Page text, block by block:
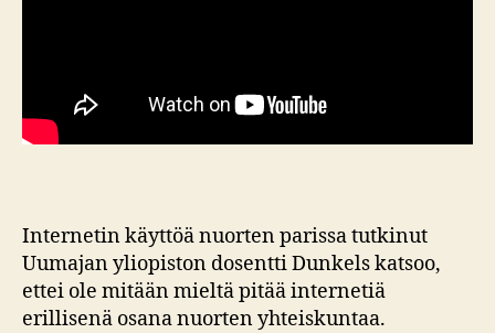
Internetin käyttöä nuorten parissa tutkinut
Uumajan yliopiston dosentti Dunkels katsoo,
ettei ole mitään mieltä pitää internetiä
erillisenä osana nuorten yhteiskuntaa.